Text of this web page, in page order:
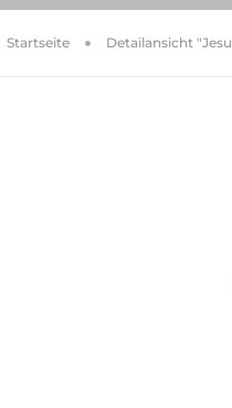
Startseite Detailansicht